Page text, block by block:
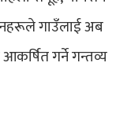
गाउँलाई अब
गर्ने गन्तव्य